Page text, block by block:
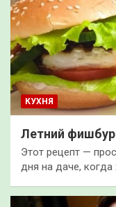
КУХНЯ
Летний
Этот рецепт —
дня на даче, когда